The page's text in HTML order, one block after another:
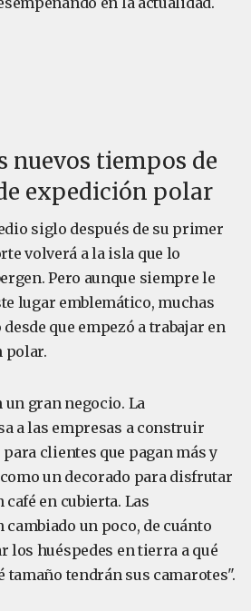
nuevos tiempos de
expedición polar
siglo después de su primer
volverá a la isla que lo
Pero aunque siempre le
lugar emblemático, muchas
que empezó a trabajar en
polar.
un gran negocio. La
a las empresas a construir
clientes que pagan más y
un decorado para disfrutar
en cubierta. Las
un poco, de cuánto
los huéspedes en tierra a qué
tamaño tendrán sus camarotes".